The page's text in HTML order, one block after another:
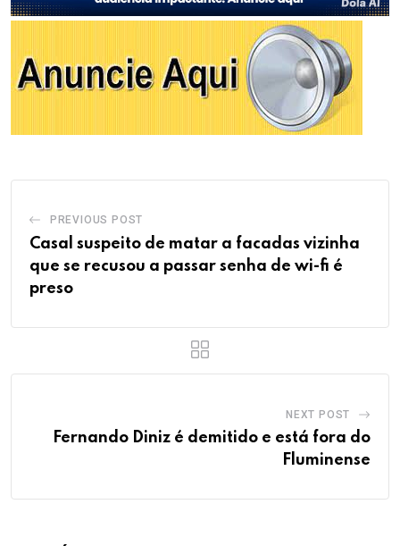
PREVIOUS POST
Casal suspeito de matar a facadas vizinha
que se recusou a passar senha de wi-fi é
preso
NEXT POST
Fernando Diniz é demitido e está fora do
Fluminense